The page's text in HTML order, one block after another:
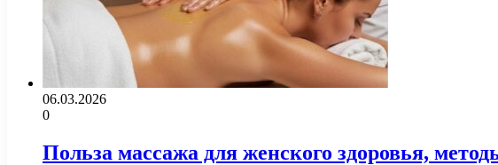
06.03.2026
0
Польза массажа для женского здоровья,